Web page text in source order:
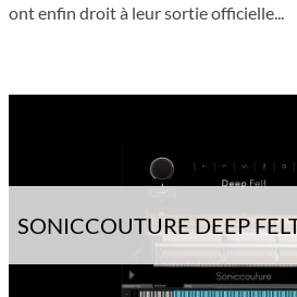
ont enfin droit à leur sortie officielle...
SONICCOUTURE DEEP